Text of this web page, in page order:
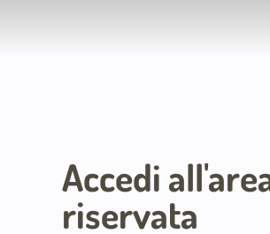
Accedi
riservata